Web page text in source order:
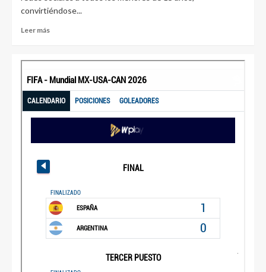
convirtiéndose...
Leer más